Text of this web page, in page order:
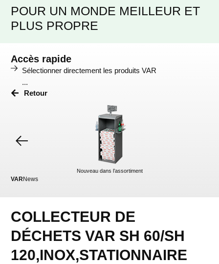
POUR UN MONDE MEILLEUR ET
PLUS PROPRE
Accès rapide
Sélectionner directement les produits VAR
...
Retour
Nouveau dans l’assortiment
VARNews
COLLECTEUR DE
DÉCHETS VAR SH 60/SH
120,INOX,STATIONNAIRE